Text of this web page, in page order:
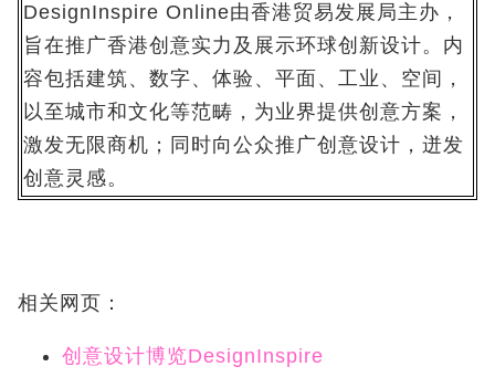
DesignInspire Online由香港贸易发展局主办，
旨在推广香港创意实力及展示环球创新设计。内
容包括建筑、数字、体验、平面、工业、空间，
以至城市和文化等范畴，为业界提供创意方案，
激发无限商机；同时向公众推广创意设计，迸发
创意灵感。
相关网页：
创意设计博览DesignInspire